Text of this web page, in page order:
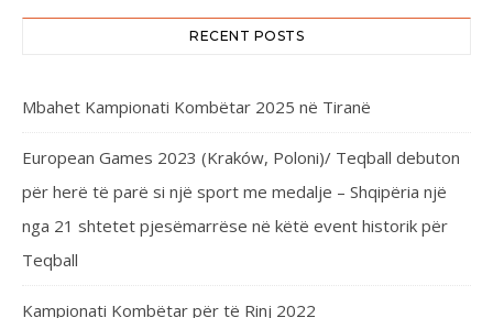
RECENT POSTS
Mbahet Kampionati Kombëtar 2025 në Tiranë
European Games 2023 (Kraków, Poloni)/ Teqball debuton
për herë të parë si një sport me medalje – Shqipëria një
nga 21 shtetet pjesëmarrëse në këtë event historik për
Teqball
Kampionati Kombëtar për të Rinj 2022